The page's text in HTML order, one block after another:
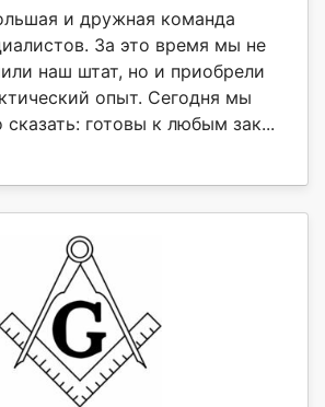
и дружная команда
За это время мы не
наш штат, но и приобрели
опыт. Сегодня мы
готовы к любым зак...